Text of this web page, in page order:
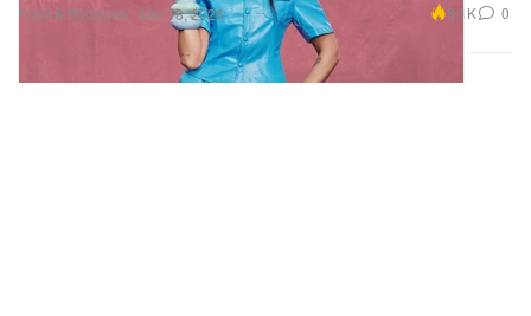
Food & Boissons Mar 18, 2026 8.1K 0